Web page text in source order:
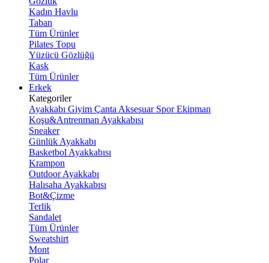
Kadın Havlu
Taban
Tüm Ürünler
Pilates Topu
Yüzücü Gözlüğü
Kask
Tüm Ürünler
Erkek
Kategoriler
Ayakkabı Giyim Çanta Aksesuar Spor Ekipman
Koşu&Antrenman Ayakkabısı
Sneaker
Günlük Ayakkabı
Basketbol Ayakkabısı
Krampon
Outdoor Ayakkabı
Halısaha Ayakkabısı
Bot&Çizme
Terlik
Sandalet
Tüm Ürünler
Sweatshirt
Mont
Polar